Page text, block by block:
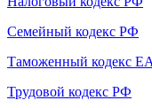
Семейный кодекс РФ
Таможенный кодекс
Трудовой кодекс РФ